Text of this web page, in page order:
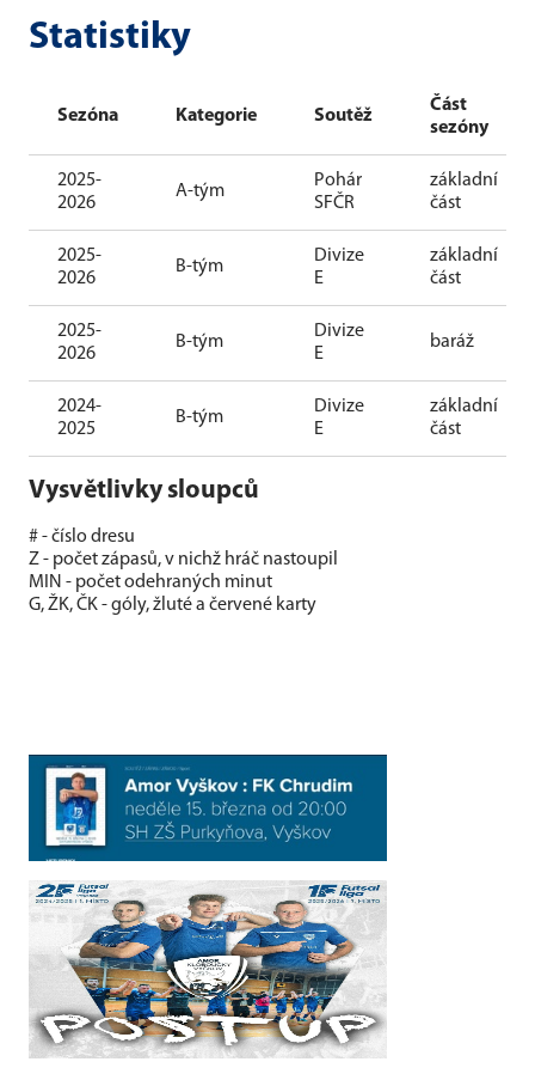
Statistiky
Sezóna Kategorie Soutěž
Část
sezóny
2025-
2026
A-tým
Pohár
SFČR
základní
část
2025-
2026
B-tým
Divize
E
základní
část
2025-
2026
B-tým
Divize
E
baráž
2024-
2025
B-tým
Divize
E
základní
část
Vysvětlivky sloupců
# - číslo dresu
Z - počet zápasů, v nichž hráč nastoupil
MIN - počet odehraných minut
G, ŽK, ČK - góly, žluté a červené karty